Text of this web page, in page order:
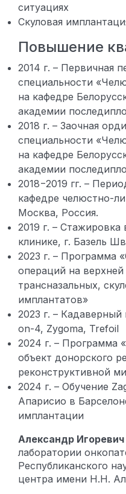
ситуациях
Скуловая
Повышение
2014 г. – Первичная
специальности
на кафедре
академии
2018 г. – Заочная
специальности
на кафедре
академии
2018−2019 гг. –
кафедре челюстно-
Москва, Россия.
2019 г. – Стажировка
клинике, г. Базель
2023 г. – Программа
операций на
трансназальных,
имплантатов»
2023 г. –
on-4, Zygoma, Trefoil
2024 г. – Программа
объект донорского
реконструктивной
2024 г. – Обучение
Апарисио в
имплантации
Александр Игоревич
лаборатории
Республиканского
центра имени Н.Н.